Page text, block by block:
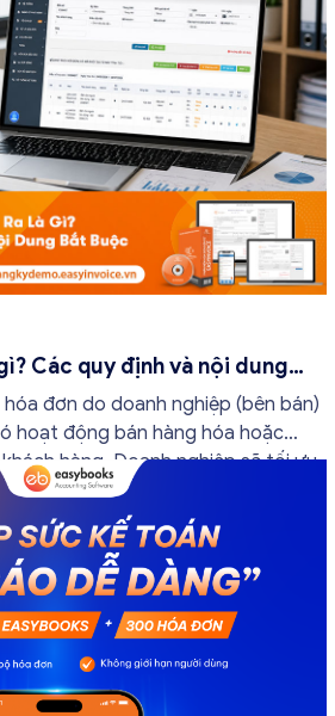
Các quy định và nội dung
đơn do doanh nghiệp (bên bán)
hoạt động bán hàng hóa hoặc
hàng. Doanh nghiệp sẽ tối ưu
được những án phạt hành
nắm rõ […]